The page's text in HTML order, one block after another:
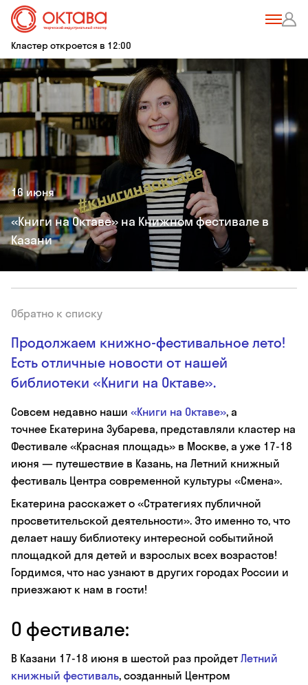
Кластер откроется в 12:00
16 июня
«Книги на Октаве» на Книжном фестивале в
Казани
Продолжаем книжно-фестивальное лето!
Есть отличные новости от нашей
библиотеки «Книги на Октаве».
Совсем недавно наши «Книги на Октаве», а
точнее Екатерина Зубарева, представляли кластер на
Фестивале «Красная площадь» в Москве, а уже 17-18
июня — путешествие в Казань, на Летний книжный
фестиваль Центра современной культуры «Смена».
Екатерина расскажет о «Стратегиях публичной
просветительской деятельности». Это именно то, что
делает нашу библиотеку интересной событийной
площадкой для детей и взрослых всех возрастов!
Гордимся, что нас узнают в других городах России и
приезжают к нам в гости!
О фестивале:
В Казани 17-18 июня в шестой раз пройдет Летний
книжный фестиваль, созданный Центром
Обратно к списку